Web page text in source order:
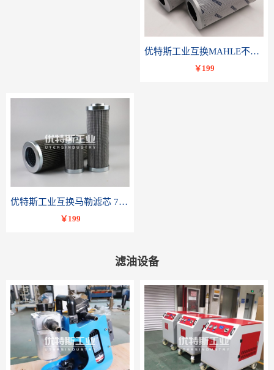
优特斯工业互换MAHLE不锈钢液压油滤芯PI23040RNPS10
￥199
优特斯工业互换马勒滤芯 77681075PI8508 DRG 100
￥199
滤油设备